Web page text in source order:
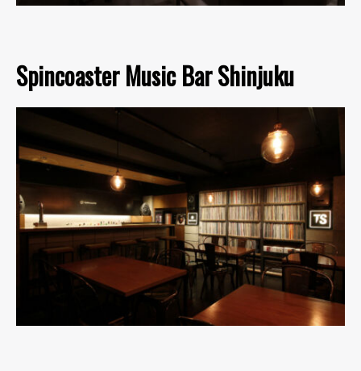
Spincoaster Music Bar Shinjuku